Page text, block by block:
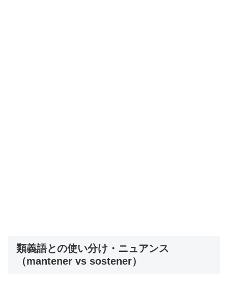
類義語との使い分け・ニュアンス
（mantener vs sostener）